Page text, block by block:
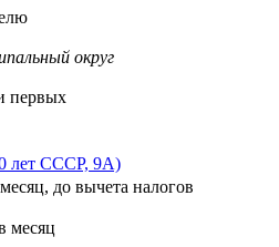
округ
первых
лет СССР, 9А)
до вычета налогов
месяц